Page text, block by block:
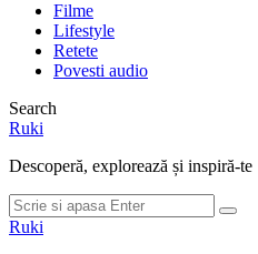
Filme
Lifestyle
Retete
Povesti audio
Search
Ruki
Descoperă, explorează și inspiră-te
Cauta
dupa:
Cauta
Ruki